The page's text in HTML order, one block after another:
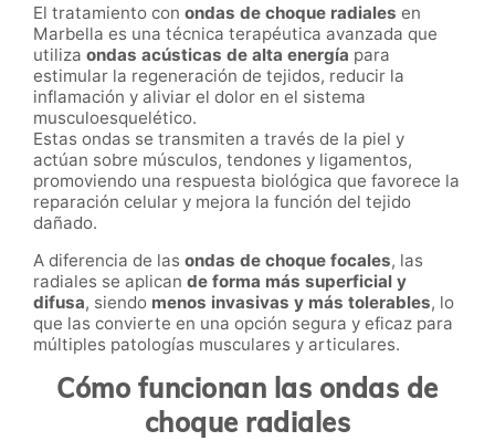
El tratamiento con ondas de choque radiales en
Marbella es una técnica terapéutica avanzada que
utiliza ondas acústicas de alta energía para
estimular la regeneración de tejidos, reducir la
inflamación y aliviar el dolor en el sistema
musculoesquelético.
Estas ondas se transmiten a través de la piel y
actúan sobre músculos, tendones y ligamentos,
promoviendo una respuesta biológica que favorece la
reparación celular y mejora la función del tejido
dañado.
A diferencia de las ondas de choque focales, las
radiales se aplican de forma más superficial y
difusa, siendo menos invasivas y más tolerables, lo
que las convierte en una opción segura y eficaz para
múltiples patologías musculares y articulares.
Cómo funcionan las ondas de
choque radiales